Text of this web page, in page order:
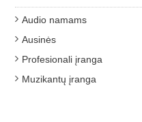
Audio namams
Ausinės
Profesionali įranga
Muzikantų įranga